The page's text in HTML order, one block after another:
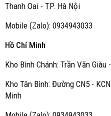
Thanh Oai - TP. Hà Nội
Mobile (Zalo): 0934943033
Hồ Chí Minh
Kho Bình Chánh: Trần Văn Giàu
Kho Tân Bình: Đường CN5 -
Minh